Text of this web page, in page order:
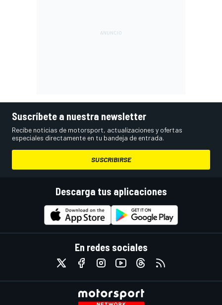
Suscríbete a nuestra newsletter
Recibe noticias de motorsport, actualizaciones y ofertas
especiales directamente en tu bandeja de entrada.
SUSCRIBIRSE
Descarga tus aplicaciones
En redes sociales